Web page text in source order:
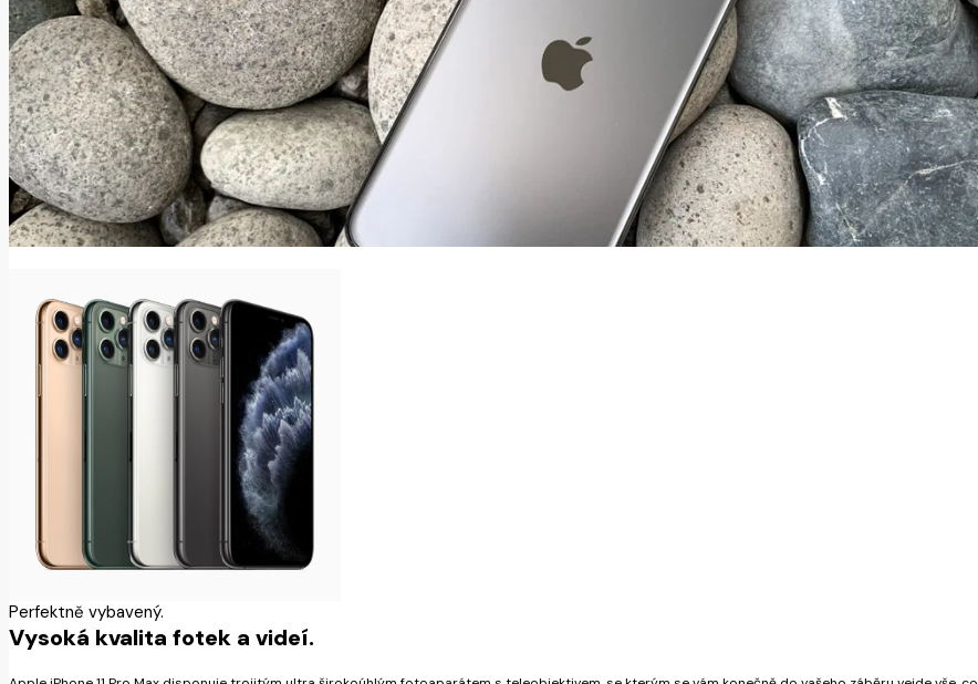
Perfektně vybavený.
Vysoká kvalita fotek a videí.